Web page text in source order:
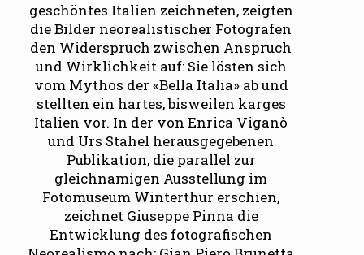
geschöntes Italien zeichneten, zeigten
die Bilder neorealistischer Fotografen
den Widerspruch zwischen Anspruch
und Wirklichkeit auf: Sie lösten sich
vom Mythos der «Bella Italia» ab und
stellten ein hartes, bisweilen karges
Italien vor. In der von Enrica Viganò
und Urs Stahel herausgegebenen
Publikation, die parallel zur
gleichnamigen Ausstellung im
Fotomuseum Winterthur erschien,
zeichnet Giuseppe Pinna die
Entwicklung des fotografischen